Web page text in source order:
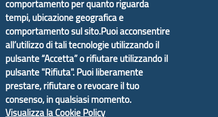
delle valli dell’entroterra. In particolare fornisce
informazioni ed aggiornamenti sulla
d'Area Antola-Tigullio, in collaborazione con Regione
Liguria ed ANCI Liguria.
Copyright © 2017 Città metropolitana di Genova |
CF: 80007350103
comportamento per quanto riguarda
tempi, ubicazione geografica e
comportamento sul sito.Puoi acconsentire
all’utilizzo di tali tecnologie utilizzando il
pulsante “Accetta” o rifiutare utilizzando il
pulsante "Rifiuta". Puoi liberamente
prestare, rifiutare o revocare il tuo
consenso, in qualsiasi momento.
Visualizza la Cookie Policy